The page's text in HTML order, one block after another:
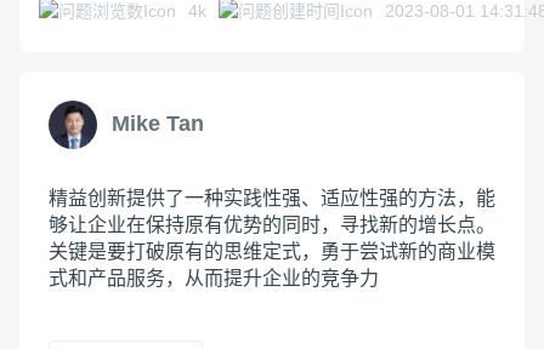
4k 2023-08-01
Mike Tan
精益创新提供了一种实践性强、适应性强的方法，能
够让企业在保持原有优势的同时，寻找新的增长点。
关键是要打破原有的思维定式，勇于尝试新的商业模
式和产品服务，从而提升企业的竞争力